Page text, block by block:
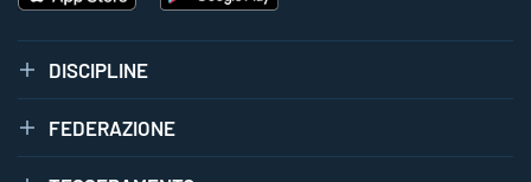
DISCIPLINE
FEDERAZIONE